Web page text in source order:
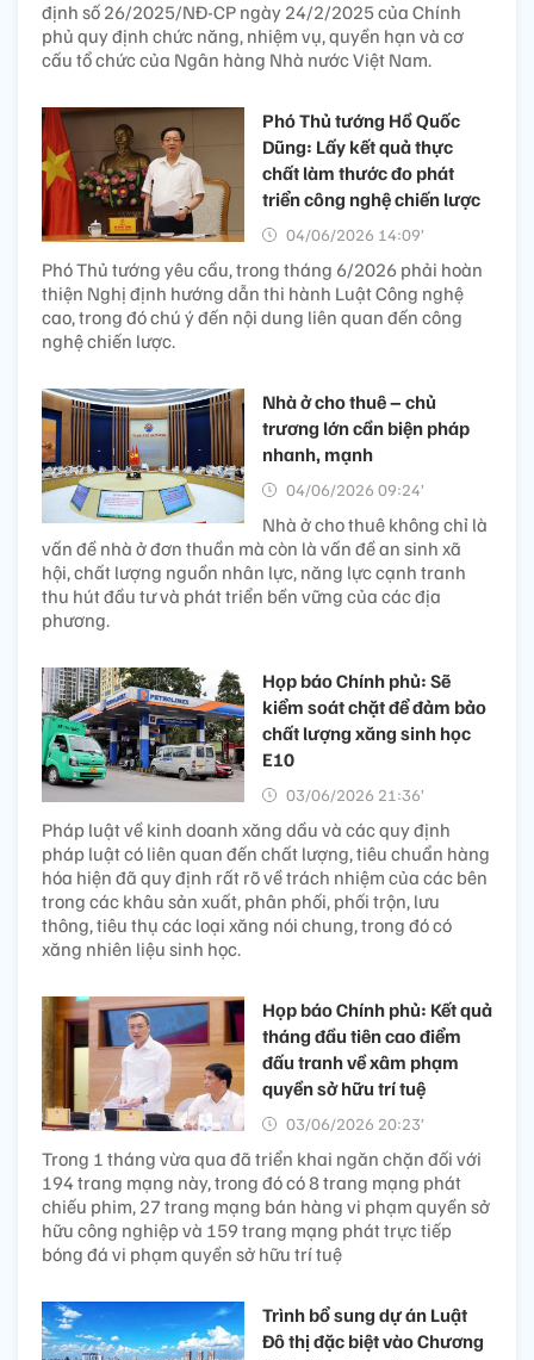
định số 26/2025/NĐ-CP ngày 24/2/2025 của Chính
phủ quy định chức năng, nhiệm vụ, quyền hạn và cơ
cấu tổ chức của Ngân hàng Nhà nước Việt Nam.
Phó Thủ tướng Hồ Quốc
Dũng: Lấy kết quả thực
chất làm thước đo phát
triển công nghệ chiến lược
04/06/2026 14:09’
Phó Thủ tướng yêu cầu, trong tháng 6/2026 phải hoàn
thiện Nghị định hướng dẫn thi hành Luật Công nghệ
cao, trong đó chú ý đến nội dung liên quan đến công
nghệ chiến lược.
Nhà ở cho thuê – chủ
trương lớn cần biện pháp
nhanh, mạnh
04/06/2026 09:24’
Nhà ở cho thuê không chỉ là
vấn đề nhà ở đơn thuần mà còn là vấn đề an sinh xã
hội, chất lượng nguồn nhân lực, năng lực cạnh tranh
thu hút đầu tư và phát triển bền vững của các địa
phương.
Họp báo Chính phủ: Sẽ
kiểm soát chặt để đảm bảo
chất lượng xăng sinh học
E10
03/06/2026 21:36’
Pháp luật về kinh doanh xăng dầu và các quy định
pháp luật có liên quan đến chất lượng, tiêu chuẩn hàng
hóa hiện đã quy định rất rõ về trách nhiệm của các bên
trong các khâu sản xuất, phân phối, phối trộn, lưu
thông, tiêu thụ các loại xăng nói chung, trong đó có
xăng nhiên liệu sinh học.
Họp báo Chính phủ: Kết quả
tháng đầu tiên cao điểm
đấu tranh về xâm phạm
quyền sở hữu trí tuệ
03/06/2026 20:23’
Trong 1 tháng vừa qua đã triển khai ngăn chặn đối với
194 trang mạng này, trong đó có 8 trang mạng phát
chiếu phim, 27 trang mạng bán hàng vi phạm quyền sở
hữu công nghiệp và 159 trang mạng phát trực tiếp
bóng đá vi phạm quyền sở hữu trí tuệ
Trình bổ sung dự án Luật
Đô thị đặc biệt vào Chương